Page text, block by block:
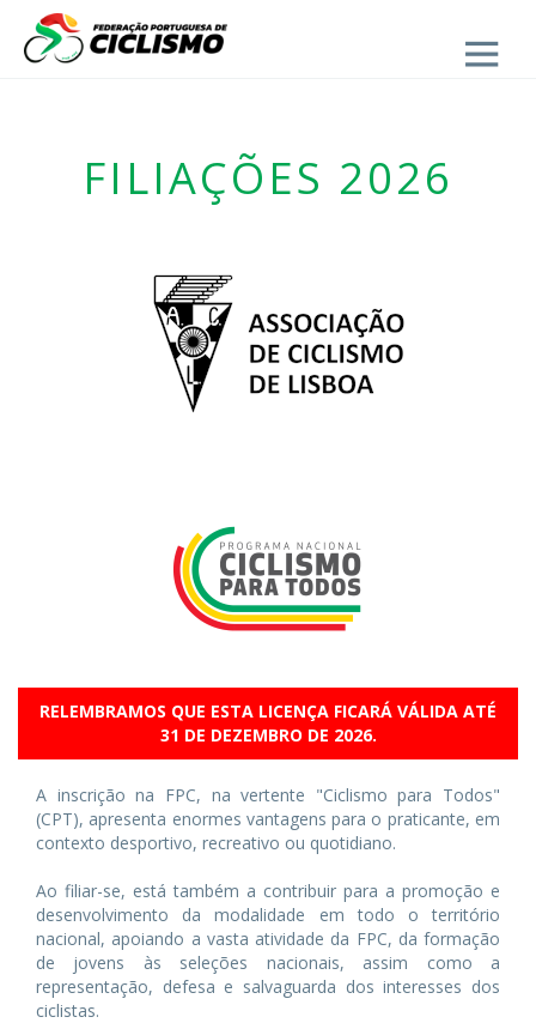
Close
FILIAÇÕES 2026
RELEMBRAMOS QUE ESTA LICENÇA FICARÁ VÁLIDA ATÉ
31 DE DEZEMBRO DE 2026.
A inscrição na FPC, na vertente "Ciclismo para Todos"
(CPT), apresenta enormes vantagens para o praticante, em
contexto desportivo, recreativo ou quotidiano.
Ao filiar-se, está também a contribuir para a promoção e
desenvolvimento da modalidade em todo o território
nacional, apoiando a vasta atividade da FPC, da formação
de jovens às seleções nacionais, assim como a
representação, defesa e salvaguarda dos interesses dos
ciclistas.